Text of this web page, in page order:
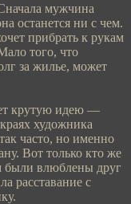
мужчина
останется ни с чем.
прибрать к рукам
того, что
за жилье, может
крутую идею —
художника
часто, но именно
Вот только кто же
были влюблены друг
расставание с